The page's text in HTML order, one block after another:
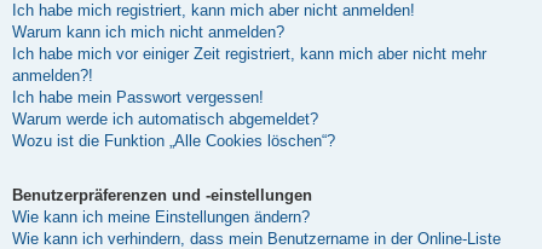
Ich habe mich registriert, kann mich aber nicht anmelden!
Warum kann ich mich nicht anmelden?
Ich habe mich vor einiger Zeit registriert, kann mich aber nicht mehr
anmelden?!
Ich habe mein Passwort vergessen!
Warum werde ich automatisch abgemeldet?
Wozu ist die Funktion „Alle Cookies löschen“?
Benutzerpräferenzen und -einstellungen
Wie kann ich meine Einstellungen ändern?
Wie kann ich verhindern, dass mein Benutzername in der Online-Liste